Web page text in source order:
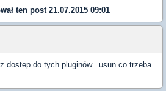
ten post 21.07.2015 09:01
dostep do tych pluginów...usun co trzeba